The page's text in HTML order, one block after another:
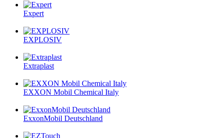
Expert
EXPLOSIV
Extraplast
EXXON Mobil Chemical Italy
ExxonMobil Deutschland